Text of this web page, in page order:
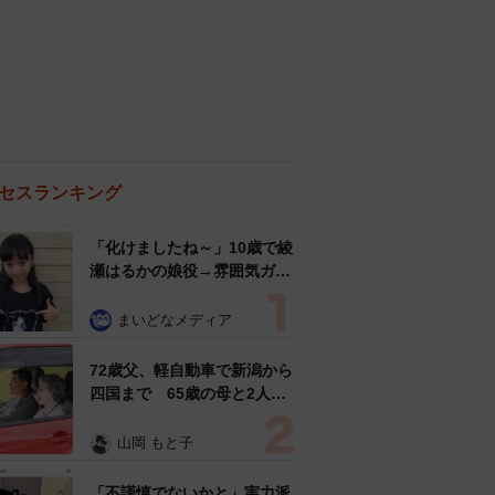
スランキング
「化けましたね～」10歳で綾
瀬はるかの娘役→雰囲気ガラ
雰囲気が」「宝塚に入れそ
まいどなメディア
72歳父、軽自動車で新潟から
四国まで 65歳の母と2人で
憩まで分刻み… 「大学生で
山岡 もと子